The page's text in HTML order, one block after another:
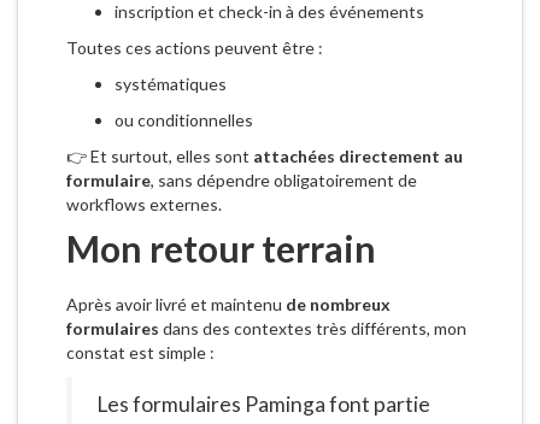
inscription et check-in à des événements
Toutes ces actions peuvent être :
systématiques
ou conditionnelles
👉 Et surtout, elles sont attachées directement au
formulaire, sans dépendre obligatoirement de
workflows externes.
Mon retour terrain
Après avoir livré et maintenu de nombreux
formulaires dans des contextes très différents, mon
constat est simple :
Les formulaires Paminga font partie